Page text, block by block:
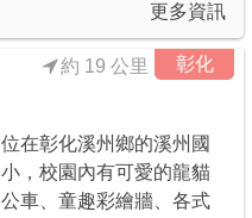
更多資訊
彰化
約 19 公里
位在彰化溪州鄉的溪州國
小，校園內有可愛的龍貓
公車、童趣彩繪牆、各式